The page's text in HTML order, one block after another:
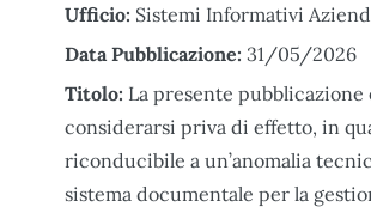
Ufficio: Sistemi Informativi
Data Pubblicazione: 31/05/2026
Titolo: La presente pubblicazione
considerarsi priva di effetto, in
riconducibile a un’anomalia
sistema documentale per la